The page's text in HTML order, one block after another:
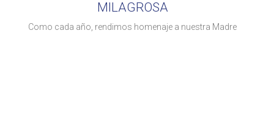
MILAGROSA
Como cada año, rendimos homenaje a nuestra Madre